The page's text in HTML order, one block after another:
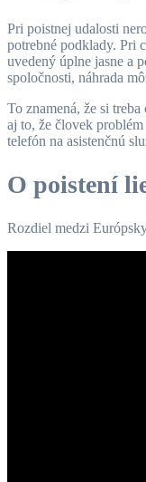
Pri poistnej udalosti
potrebné podklady. Pri
uvedený úplne jasne a
spoločnosti, náhrada
To znamená, že si
aj to, že človek
telefón na asistenčnú
O poistení
Rozdiel medzi